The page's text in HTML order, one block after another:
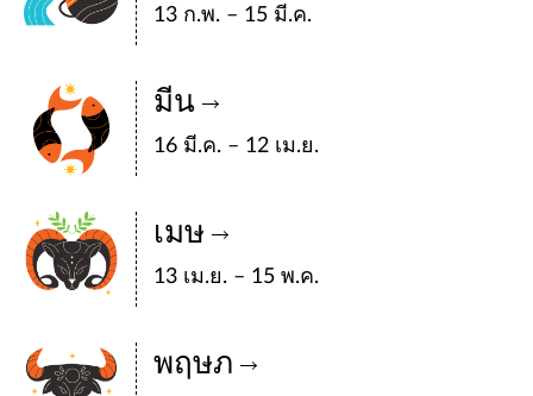
13 ก.พ. – 15 มี.ค.
มีน
16 มี.ค. – 12 เม.ย.
เมษ
13 เม.ย. – 15 พ.ค.
พฤษภ